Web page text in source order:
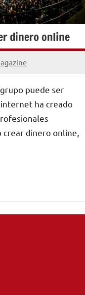
dinero online
puede ser
ha creado
dinero online,